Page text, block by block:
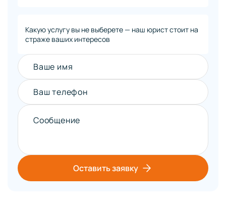
Какую услугу вы не выберете — наш юрист стоит на
страже ваших интересов
Ваше имя
Ваш телефон
Сообщение
Оставить заявку